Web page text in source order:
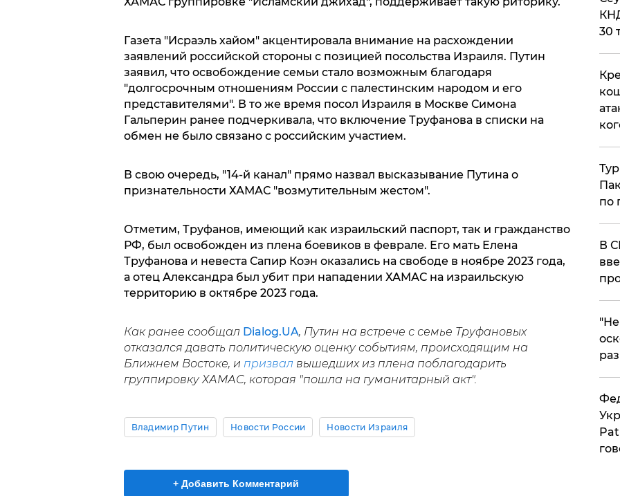
Газета "Исраэль хайом" акцентировала внимание на расхождении
заявлений российской стороны с позицией посольства Израиля. Путин
заявил, что освобождение семьи стало возможным благодаря
"долгосрочным отношениям России с палестинским народом и его
представителями". В то же время посол Израиля в Москве Симона
Гальперин ранее подчеркивала, что включение Труфанова в списки на
обмен не было связано с российским участием.
В свою очередь, "14-й канал" прямо назвал высказывание Путина о
признательности ХАМАС "возмутительным жестом".
Отметим, Труфанов, имеющий как израильский паспорт, так и гражданство
РФ, был освобожден из плена боевиков в феврале. Его мать Елена
Труфанова и невеста Сапир Коэн оказались на свободе в ноябре 2023 года,
а отец Александра был убит при нападении ХАМАС на израильскую
территорию в октябре 2023 года.
Как ранее сообщал Dialog.UA, Путин на встрече с семье Труфановых
отказался давать политическую оценку событиям, происходящим на
Ближнем Востоке, и призвал вышедших из плена поблагодарить
группировку ХАМАС, которая "пошла на гуманитарный акт".
Владимир Путин Новости России Новости Израиля
+ Добавить Комментарий
30
по
В